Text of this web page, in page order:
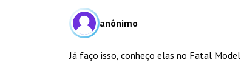
anônimo
Já faço isso, conheço elas no Fatal Model